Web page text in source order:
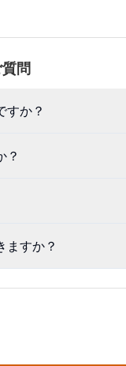
問
すか？
？
ますか？